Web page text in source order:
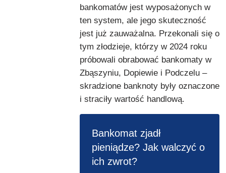
bankomatów jest wyposażonych w
ten system, ale jego skuteczność
jest już zauważalna. Przekonali się o
tym złodzieje, którzy w 2024 roku
próbowali obrabować bankomaty w
Zbąszyniu, Dopiewie i Podczelu –
skradzione banknoty były oznaczone
i straciły wartość handlową.
Bankomat zjadł
pieniądze? Jak walczyć o
ich zwrot?